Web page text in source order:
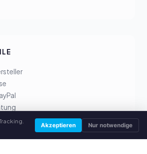
Akzeptieren Nur notwendige